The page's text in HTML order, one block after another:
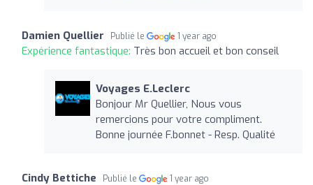
Damien Quellier Publié le 1 year ago
Expérience fantastique: Très bon accueil et bon conseil
Voyages E.Leclerc
Bonjour Mr Quellier, Nous vous
remercions pour votre compliment.
Bonne journée F.bonnet - Resp. Qualité
Cindy Bettiche Publié le 1 year ago